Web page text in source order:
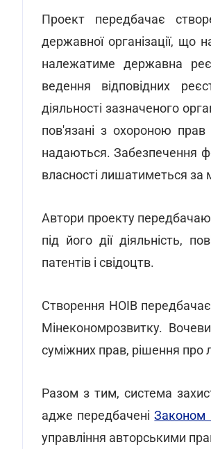
Проект передбачає
державної організації, що
належатиме державна
ведення відповідних
діяльності зазначеного
пов'язані з охороною прав
надаються. Забезпечення
власності лишатиметься за
Автори проекту
під його дії діяльність,
патентів і свідоцтв.
Створення НОІВ
Мінекономрозвитку.
суміжних прав, рішення про
Разом з тим, система
адже передбаченіЗаконом
управління авторськими